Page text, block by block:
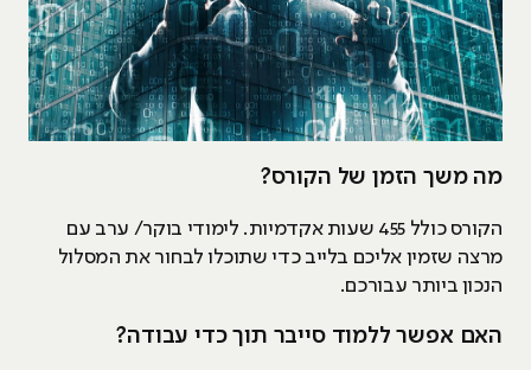
מה משך הזמן של הקורס?
הקורס כולל 455 שעות אקדמיות. לימודי בוקר/ ערב עם
מרצה שזמין אליכם בלייב כדי שתוכלו לבחור את המסלול
הנכון ביותר עבורכם.
האם אפשר ללמוד סייבר תוך כדי עבודה?